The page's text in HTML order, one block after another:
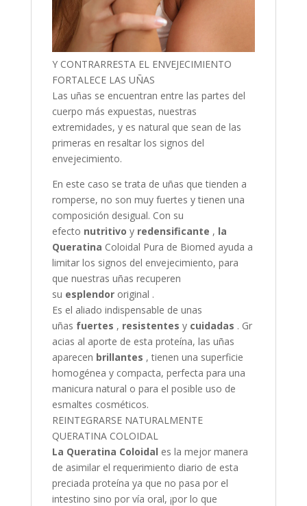
Y CONTRARRESTA EL ENVEJECIMIENTO
FORTALECE LAS UÑAS
Las uñas se encuentran entre las partes del
cuerpo más expuestas, nuestras
extremidades, y es natural que sean de las
primeras en resaltar los signos del
envejecimiento.
En este caso se trata de uñas que tienden a
romperse, no son muy fuertes y tienen una
composición desigual. Con su
efecto nutritivo y redensificante , la
Queratina Coloidal Pura de Biomed ayuda a
limitar los signos del envejecimiento, para
que nuestras uñas recuperen
su esplendororiginal .
Es el aliado indispensable de unas
uñas fuertes , resistentes y cuidadas . Gr
acias al aporte de esta proteína, las uñas
aparecen brillantes , tienen una superficie
homogénea y compacta, perfecta para una
manicura natural o para el posible uso de
esmaltes cosméticos.
REINTEGRARSE NATURALMENTE
QUERATINA COLOIDAL
La Queratina Coloidal es la mejor manera
de asimilar el requerimiento diario de esta
preciada proteína ya que no pasa por el
intestino sino por vía oral, ¡por lo que